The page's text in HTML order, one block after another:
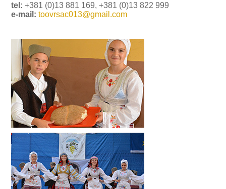
tel:+381 (0)13 881 169, +381 (0)13 822 999
e-mail:toovrsac013@gmail.com